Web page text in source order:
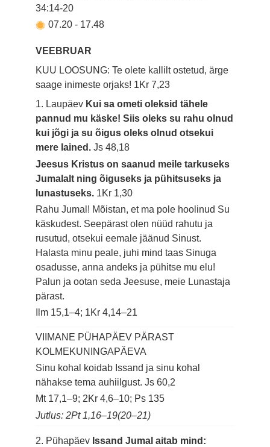
34:14-20
07.20- 17.48
VEEBRUAR
KUU LOOSUNG: Te olete kallilt ostetud, ärge
saage inimeste orjaks! 1Kr 7,23
1. Laupäev Kui sa ometi oleksid tähele
pannud mu käske! Siis oleks su rahu olnud
kui jõgi ja su õigus oleks olnud otsekui
mere lained.Js 48,18
Jeesus Kristus on saanud meile tarkuseks
Jumalalt ning õiguseks ja pühitsuseks ja
lunastuseks. 1Kr 1,30
Rahu Jumal! Mõistan, et ma pole hoolinud Su
käskudest. Seepärast olen nüüd rahutu ja
rusutud, otsekui eemale jäänud Sinust.
Halasta minu peale, juhi mind taas Sinuga
osadusse, anna andeks ja pühitse mu elu!
Palun ja ootan seda Jeesuse, meie Lunastaja
pärast.
Ilm 15,1–4; 1Kr 4,14–21
VIIMANE PÜHAPÄEV PÄRAST
KOLMEKUNINGAPÄEVA
Sinu kohal koidab Issand ja sinu kohal
nähakse tema auhiilgust.Js 60,2
Mt 17,1–9; 2Kr 4,6–10; Ps 135
Jutlus: 2Pt 1,16–19(20–21)
2. Pühapäev Issand Jumal aitab mind: